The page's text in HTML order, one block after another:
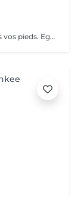
Pour finir en beauté, un gommage sur et sous vos pieds. Egalement entre les orteils. Pour une meilleure pénétration de la crème pieds. Uniquement avec un service de beauté des pieds / pédicure effectué à l'institut le même jour.